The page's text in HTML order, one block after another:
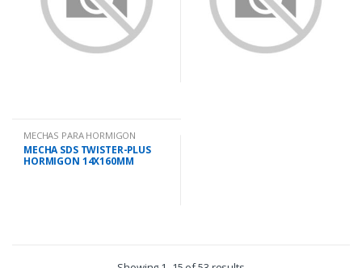
MECHAS PARA HORMIGON
MECHA SDS TWISTER-PLUS
HORMIGON 14X160MM